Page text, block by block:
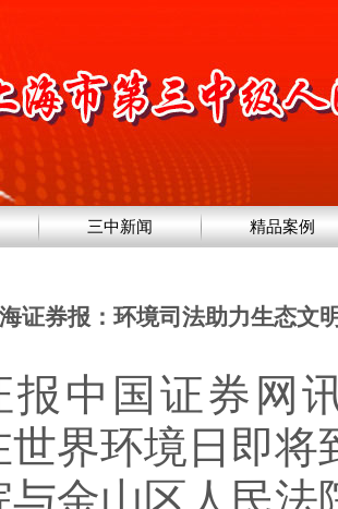
三中新闻 精品案例
证券报：环境司法助力生态文
报中国证券网
世界环境日即将